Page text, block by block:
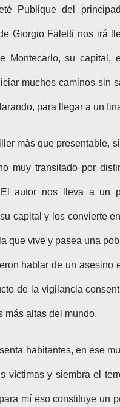
Publique del
Giorgio Faletti nos irá
Montecarlo, su capital,
muchos caminos sin
para llegar a un
más que presentable,
muy transitado por
El autor nos lleva a un
capital y los convierte
que vive y pasea una
hablar de un
de la vigilancia
más altas del mundo.
habitantes, en ese
víctimas y siembra el
mí eso constituye un